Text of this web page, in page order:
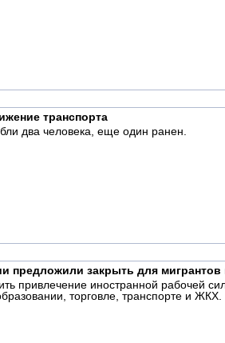
транспорта
два человека, еще один ранен.
предложили закрыть для
привлечение иностранной рабочей
торговле, транспорте и ЖКХ.